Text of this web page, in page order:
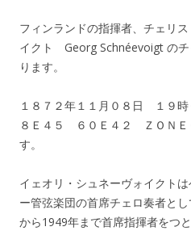
フィンランドの指揮者、チェリ
イクト Georg Schnéevoigt のチ
ります。
１８７２年１１月０８日 １９
８Ｅ４５ ６０Ｅ４２ ＺＯＮＥ
す。
イェオリ・シュネーヴォイクト
ー管弦楽団の首席チェロ奏者と
から1949年まで首席指揮者をつと